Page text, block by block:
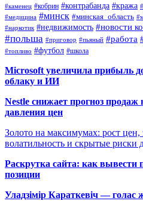
#каменец #кобрин #контрабанда #кража
#медицина #минск #минская_область
#наркотик #недвижимость #новости
#польша #приговор #пьяный #работа
#топливо #футбол #школа
Microsoft увеличила прибыль
облаку и ИИ
Nestle снижает прогноз продаж
давления цен
Золото на максимумах: рост цен,
волатильность и скрытые риски
Раскрутка сайта: как вывести
позиции
Уладзімір Караткевіч —